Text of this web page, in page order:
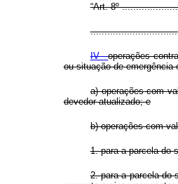
“Art. 8º
IV -operações
ou situação de emergência
a) operações com
devedor atualizado; e
b) operações com
1. para a parcela do
2. para a parcela do